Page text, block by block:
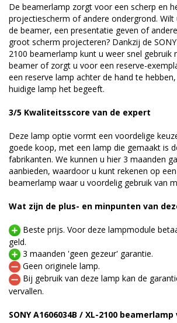
De beamerlamp zorgt voor een scherp en
projectiescherm of andere ondergrond.
de beamer, een presentatie geven of
groot scherm projecteren? Dankzij de
2100 beamerlamp kunt u weer snel gebruik
beamer of zorgt u voor een reserve-
een reserve lamp achter de hand te
huidige lamp het begeeft.
3/5 Kwaliteitsscore van de expert
Deze lamp optie vormt een voordelige
goede koop, met een lamp die gemaakt is
fabrikanten. We kunnen u hier 3 maanden
aanbieden, waardoor u kunt rekenen op
beamerlamp waar u voordelig gebruik van
Wat zijn de plus- en minpunten van
Beste prijs. Voor deze lampmodule
geld.
3 maanden 'geen gezeur' garantie.
Geen originele lamp.
Bij gebruik van deze lamp kan de
vervallen.
SONY A1606034B / XL-2100